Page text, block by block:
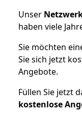
Unser
haben viele
Sie möchten
Sie sich jetzt
Angebote.
Füllen Sie jetzt
kostenlose